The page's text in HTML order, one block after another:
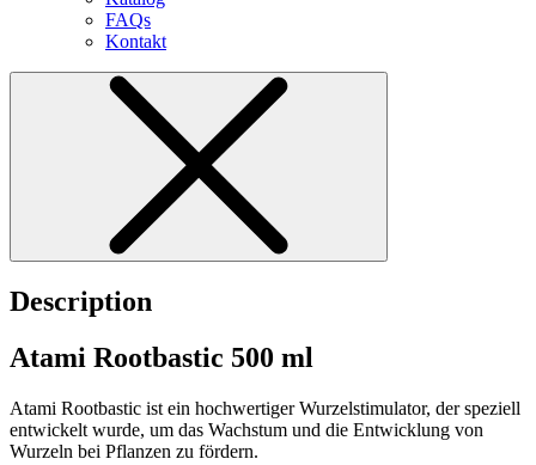
FAQs
Kontakt
Description
Atami Rootbastic 500 ml
Atami Rootbastic ist ein hochwertiger Wurzelstimulator, der speziell
entwickelt wurde, um das Wachstum und die Entwicklung von
Wurzeln bei Pflanzen zu fördern.